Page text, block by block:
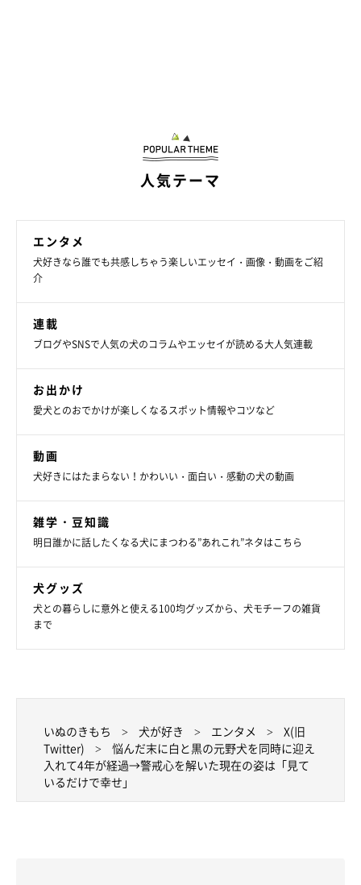
人気テーマ
エンタメ
犬好きなら誰でも共感しちゃう楽しいエッセイ・画像・動画をご紹
介
連載
ブログやSNSで人気の犬のコラムやエッセイが読める大人気連載
お出かけ
愛犬とのおでかけが楽しくなるスポット情報やコツなど
動画
犬好きにはたまらない！かわいい・面白い・感動の犬の動画
雑学・豆知識
明日誰かに話したくなる犬にまつわる”あれこれ”ネタはこちら
犬グッズ
犬との暮らしに意外と使える100均グッズから、犬モチーフの雑貨
まで
いぬのきもち 犬が好き エンタメ
X(旧
Twitter)
悩んだ末に白と黒の元野犬を同時に迎え
入れて4年が経過→警戒心を解いた現在の姿は「見て
いるだけで幸せ」